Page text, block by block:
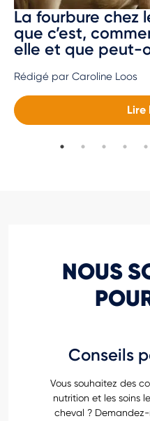
La fourbure chez
que c’est,
elle et que peut-
Rédigé par Caroline Loos
Lire
NOUS
Conseils
Vous souhaitez des
nutrition et les soins
cheval ? Demandez-